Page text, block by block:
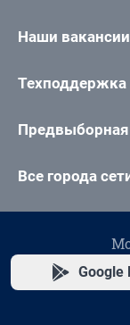
Наши вакансии
Техподдержка
Предвыборная
Все города
Google